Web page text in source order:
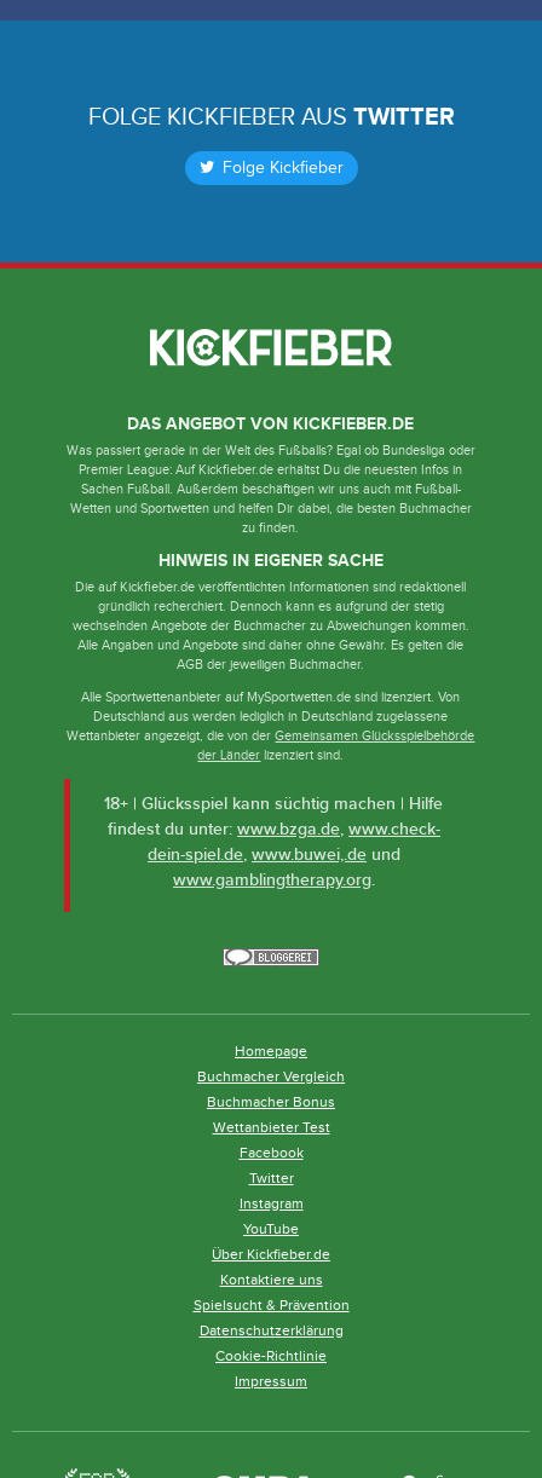
FOLGE KICKFIEBER AUS TWITTER
Folge Kickfieber
DAS ANGEBOT VON KICKFIEBER.DE
Was passiert gerade in der Welt des Fußballs? Egal ob Bundesliga oder
Premier League: Auf Kickfieber.de erhältst Du die neuesten Infos in
Sachen Fußball. Außerdem beschäftigen wir uns auch mit Fußball-
Wetten und Sportwetten und helfen Dir dabei, die besten Buchmacher
zu finden.
HINWEIS IN EIGENER SACHE
Die auf Kickfieber.de veröffentlichten Informationen sind redaktionell
gründlich recherchiert. Dennoch kann es aufgrund der stetig
wechselnden Angebote der Buchmacher zu Abweichungen kommen.
Alle Angaben und Angebote sind daher ohne Gewähr. Es gelten die
AGB der jeweiligen Buchmacher.
Alle Sportwettenanbieter auf MySportwetten.de sind lizenziert. Von
Deutschland aus werden lediglich in Deutschland zugelassene
Wettanbieter angezeigt, die von derGemeinsamen Glücksspielbehörde
der Länder lizenziert sind.
18+ | Glücksspiel kann süchtig machen | Hilfe
findest du unter: www.bzga.de, www.check-
dein-spiel.de, www.buwei,.deund
www.gamblingtherapy.org.
Homepage
Buchmacher Vergleich
Buchmacher Bonus
Wettanbieter Test
Facebook
Twitter
Instagram
YouTube
Über Kickfieber.de
Kontaktiere uns
Spielsucht & Prävention
Datenschutzerklärung
Cookie-Richtlinie
Impressum